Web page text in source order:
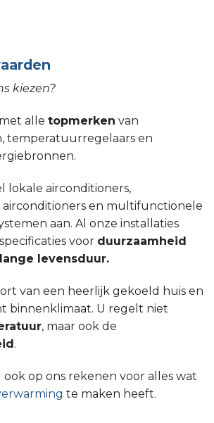
kiezen?
alle topmerken van
temperatuurregelaars en
lokale airconditioners,
en multifunctionele
aan. Al onze installaties
voor duurzaamheid
lange levensduur.
van een heerlijk gekoeld huis en
binnenklimaat. U regelt niet
, maar ook de
.
ook op ons rekenen voor alles wat
te maken heeft.